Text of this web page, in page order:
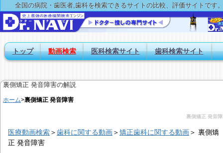
全国の病院・歯医者,歯科を検索できるサイトの比較、評価サイトです
トップ 動画検索 医科検索サイト 歯科検索サイト
裏側矯正 発音障害の解説
ホーム>裏側矯正 発音障害
裏側矯正 発音
医療動画検索＞歯科に関する動画＞矯正歯科に関する動画＞ 裏側矯
正 発音障害